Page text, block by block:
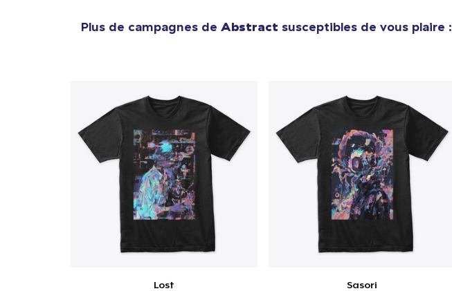
Plus de campagnes de Abstract susceptibles de vous plaire :
Lost Sasori